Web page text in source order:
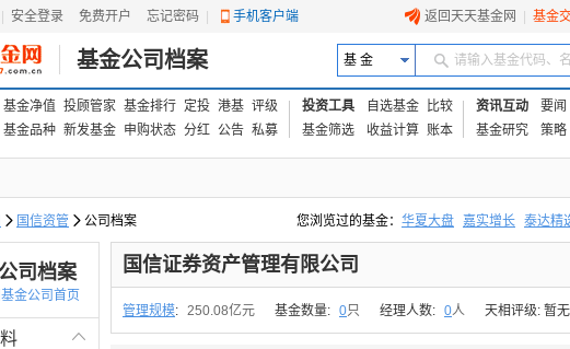
安全登录 免费开户 忘记密码 手机客户端 返回天天基金网 基金
基金公司档案 基 金 请输入基金代码、
基金净值 投顾管家 基金排行 定投 港基 评级
基金品种 新发基金 申购状态 分红 公告 私募
投资工具 自选基金
比较
基金筛选
收益计算 账本
资讯互动 要闻
基金研究
策略
 国信资管  公司档案 您浏览过的基金： 华夏大盘 嘉实增长 泰达精
易方达上证中盘ETF联接A
司档案
金公司首页

国信证券资产管理有限公司
管理规模: 250.08亿元 基金数量: 0只 经理人数: 0人 天相评级: 暂